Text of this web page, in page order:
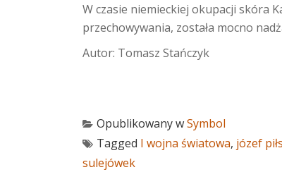
W czasie niemieckiej okupacji skóra
przechowywania, została mocno
Autor: Tomasz Stańczyk
Opublikowany wSymbol
Tagged I wojna światowa, józef
sulejówek